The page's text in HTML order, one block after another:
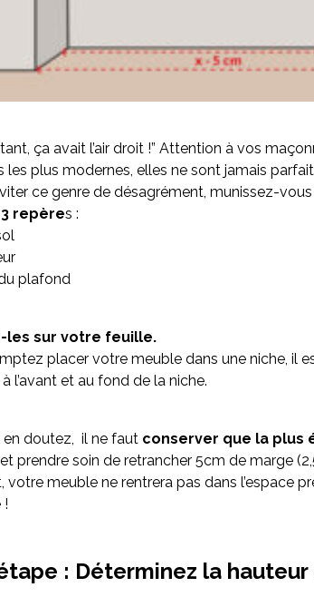
ça avait l’air droit !” Attention à vos
les plus modernes, elles ne sont jamais
ce genre de désagrément, munissez-
repères :
plafond
les sur votre feuille.
placer votre meuble dans une niche, il
l’avant et au fond de la niche.
en doutez, il ne faut conserver que la plus
et prendre soin de retrancher 5cm de marge
votre meuble ne rentrera pas dans l’espace
!
: Déterminez la